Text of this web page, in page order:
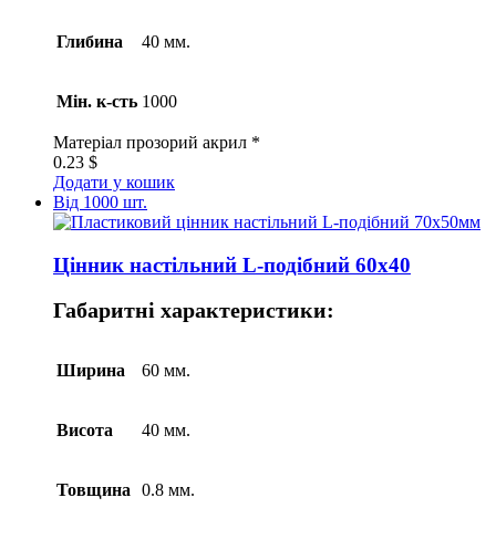
Глибина 40 мм.
Мін. к-сть 1000
Матеріал прозорий акрил *
0.23 $
Додати у кошик
Від 1000 шт.
Цінник настільний L-подібний 60х40
Габаритні характеристики:
Ширина 60 мм.
Висота 40 мм.
Товщина 0.8 мм.